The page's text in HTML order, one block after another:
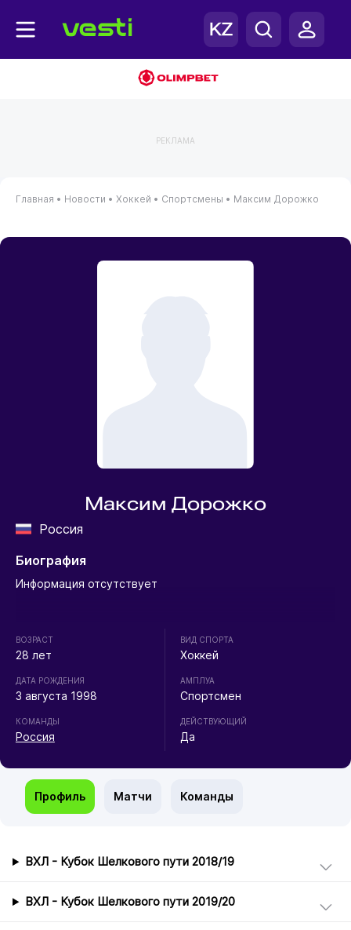
РЕКЛАМА
Главная • Новости • Хоккей • Спортсмены • Максим Дорожко
Максим Дорожко
Россия
Биография
Информация отсутствует
ВОЗРАСТ
28 лет
ДАТА РОЖДЕНИЯ
3 августа 1998
КОМАНДЫ
Россия
ВИД СПОРТА
Хоккей
АМПЛУА
Спортсмен
ДЕЙСТВУЮЩИЙ
Да
Профиль Матчи Команды
ВХЛ - Кубок Шелкового пути 2018/19
ВХЛ - Кубок Шелкового пути 2019/20